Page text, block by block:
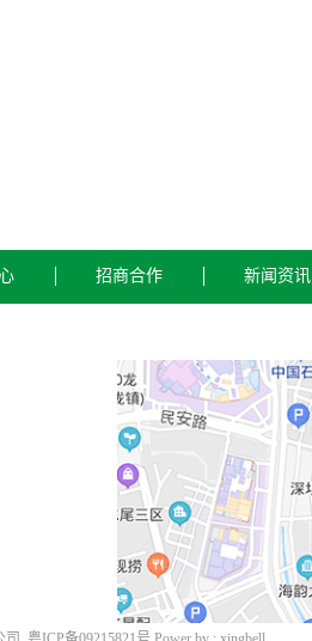
招商合作 新闻资讯